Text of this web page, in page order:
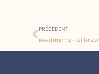
Précédent
PRÉCÉDENT
Newsletter n°2 – Juillet